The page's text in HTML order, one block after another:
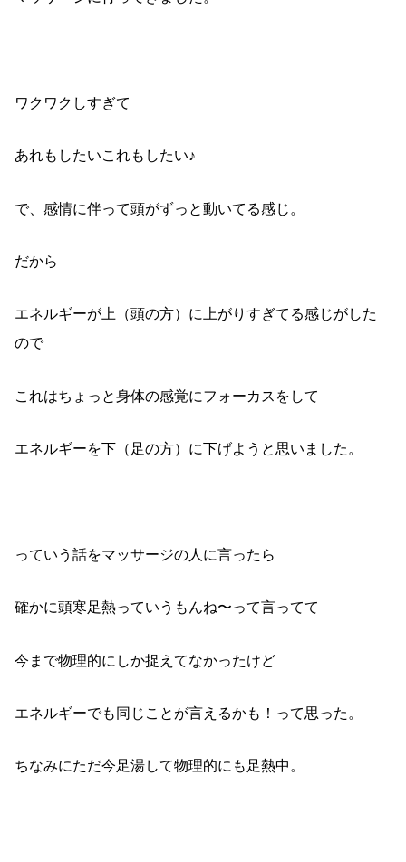
ワクワクしすぎて
あれもしたいこれもしたい♪
で、感情に伴って頭がずっと動いてる感じ。
だから
エネルギーが上（頭の方）に上がりすぎてる感じがした
ので
これはちょっと身体の感覚にフォーカスをして
エネルギーを下（足の方）に下げようと思いました。
っていう話をマッサージの人に言ったら
確かに頭寒足熱っていうもんね〜って言ってて
今まで物理的にしか捉えてなかったけど
エネルギーでも同じことが言えるかも！って思った。
ちなみにただ今足湯して物理的にも足熱中。